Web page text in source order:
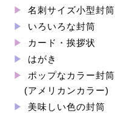
名刺サイズ小型封筒
いろいろな封筒
カード・挨拶状
はがき
ポップなカラー封筒
(アメリカンカラー)
美味しい色の封筒